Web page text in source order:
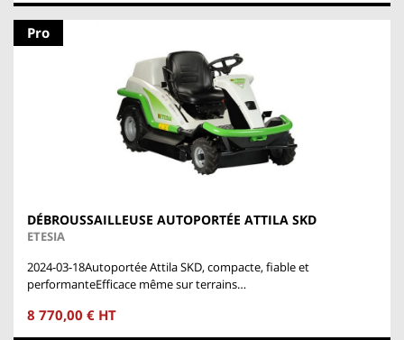
Pro
DÉBROUSSAILLEUSE AUTOPORTÉE ATTILA SKD
ETESIA
2024-03-18Autoportée Attila SKD, compacte, fiable et
performanteEfficace même sur terrains…
8 770,00 € HT